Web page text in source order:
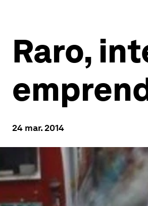
Raro,
24 mar. 2014